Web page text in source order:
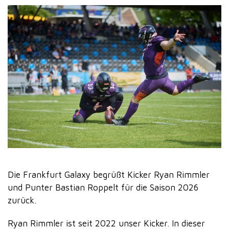
Die Frankfurt Galaxy begrüßt Kicker Ryan Rimmler
und Punter Bastian Roppelt für die Saison 2026
zurück.
Ryan Rimmler ist seit 2022 unser Kicker. In dieser